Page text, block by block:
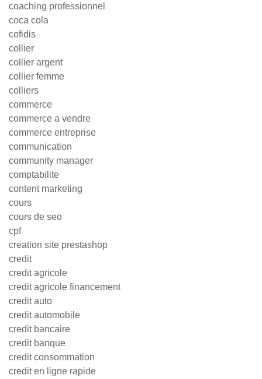
coaching professionnel
coca cola
cofidis
collier
collier argent
collier femme
colliers
commerce
commerce a vendre
commerce entreprise
communication
community manager
comptabilite
content marketing
cours
cours de seo
cpf
creation site prestashop
credit
credit agricole
credit agricole financement
credit auto
credit automobile
credit bancaire
credit banque
credit consommation
credit en ligne rapide